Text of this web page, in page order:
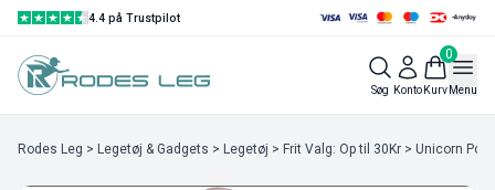
4.4 på Trustpilot
Søg Konto
0
KurvMenu
Rodes Leg > Legetøj & Gadgets > Legetøj > Frit Valg: Op til 30Kr > Unicorn